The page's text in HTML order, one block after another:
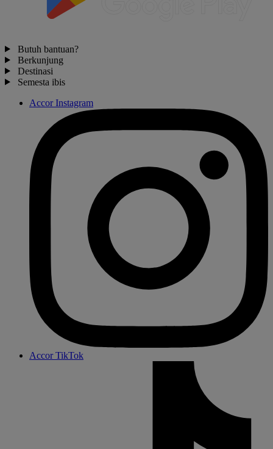
Butuh bantuan?
Berkunjung
Destinasi
Semesta ibis
Accor Instagram
Accor TikTok